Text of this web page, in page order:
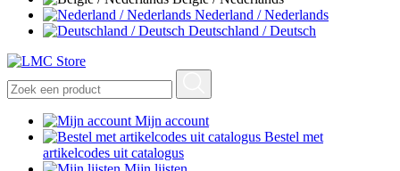
Nederland / Nederlands
Deutschland / Deutsch
Mijn account
Bestel met
artikelcodes uit catalogus